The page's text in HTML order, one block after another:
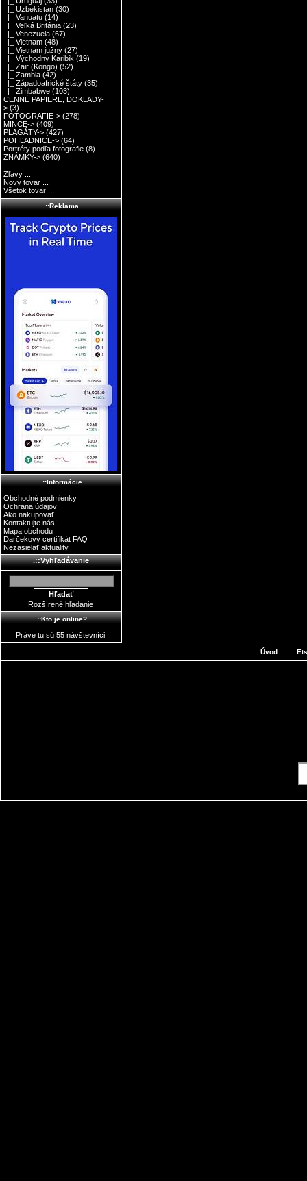
|_ Uzbekistan (30)
|_ Vanuatu (14)
|_ Veľká Británia (23)
|_ Venezuela (67)
|_ Vietnam (48)
|_ Vietnam južný (27)
|_ Východný Karibik (19)
|_ Zair (Kongo) (52)
|_ Zambia (42)
|_ Západoafrické štáty (35)
|_ Zimbabwe (103)
CENNÉ PAPIERE, DOKLADY-
> (3)
FOTOGRAFIE-> (278)
MINCE-> (409)
PLAGÁTY-> (427)
POHĽADNICE-> (64)
Portréty podľa fotografie (8)
ZNÁMKY-> (640)
Zľavy ...
Nový tovar ...
Všetok tovar ...
.::Reklama
.::Informácie
Obchodné podmienky
Ochrana údajov
Ako nakupovať
Kontaktujte nás!
Mapa obchodu
Darčekový certifikát FAQ
Nezasielať aktuality
.::Vyhľadávanie
Rozšírené hľadanie
.::Kto je online?
Práve tu sú 55 návštevníci
Úvod ::